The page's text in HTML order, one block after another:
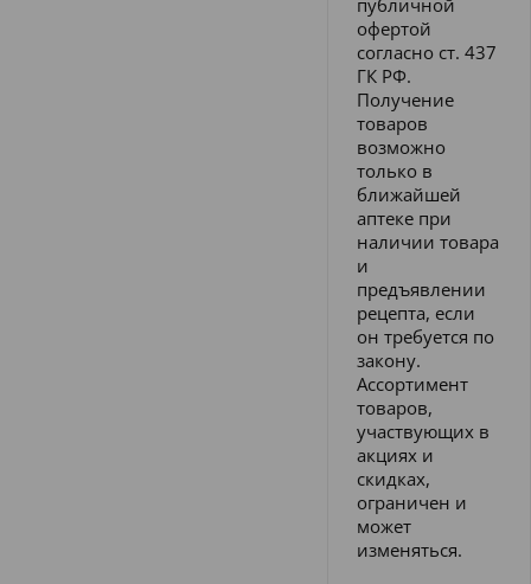
публичной
офертой
согласно ст. 437
ГК РФ.
Получение
товаров
возможно
только в
ближайшей
аптеке при
наличии товара
и
предъявлении
рецепта, если
он требуется по
закону.
Ассортимент
товаров,
участвующих в
акциях и
скидках,
ограничен и
может
изменяться.